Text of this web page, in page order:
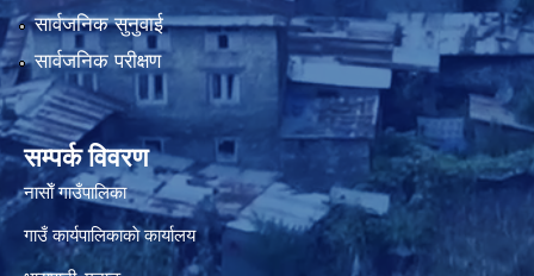
सार्वजनिक सुनुवाई
सार्वजनिक परीक्षण
सम्पर्क विवरण
नासाेँ गाउँपालिका
गाउँ कार्यपालिकाकाे कार्यालय